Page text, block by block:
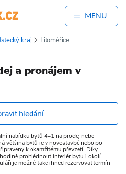
MENU
kraj Litoměřice
a pronájem v
hledání
nabídku bytů 4+1 na prodej nebo
většina bytů je v novostavbě nebo po
k okamžitému převzetí. Díky
prohlédnout interiér bytu i okolí
je možné také ihned rezervovat termín